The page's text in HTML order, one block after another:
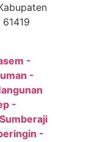
-
-
-
-